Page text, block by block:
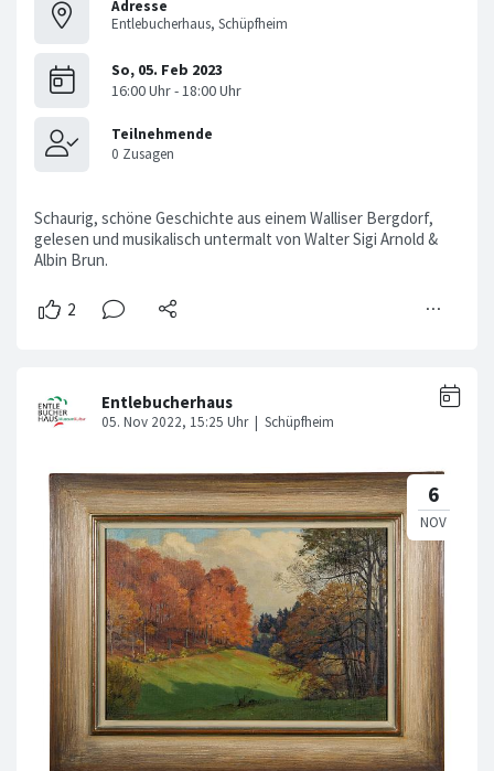
Adresse
Entlebucherhaus, Schüpfheim
Schaurig, schöne Geschichte aus einem Walliser Bergdorf,
gelesen und musikalisch untermalt von Walter Sigi Arnold &
Albin Brun.